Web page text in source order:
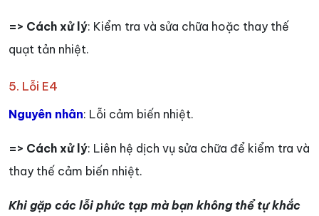
=> Cách xử lý: Kiểm tra và sửa chữa hoặc thay thế
quạt tản nhiệt.
5. Lỗi E4
Nguyên nhân: Lỗi cảm biến nhiệt.
=> Cách xử lý: Liên hệ dịch vụ sửa chữa để kiểm tra và
thay thế cảm biến nhiệt.
Khi gặp các lỗi phức tạp mà bạn không thể tự khắc